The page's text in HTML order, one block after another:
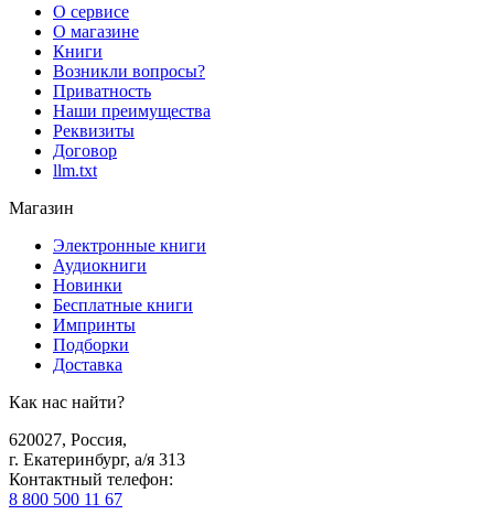
О сервисе
О магазине
Книги
Возникли вопросы?
Приватность
Наши преимущества
Реквизиты
Договор
llm.txt
Магазин
Электронные книги
Аудиокниги
Новинки
Бесплатные книги
Импринты
Подборки
Доставка
Как нас найти?
620027, Россия,
г. Екатеринбург, а/я 313
Контактный телефон:
8 800 500 11 67